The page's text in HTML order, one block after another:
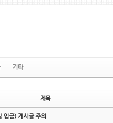
기타
제목
입금) 게시글 주의